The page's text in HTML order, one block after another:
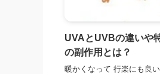
UVAとUVBの違いや
の副作用とは？
暖かくなって 行楽にも良